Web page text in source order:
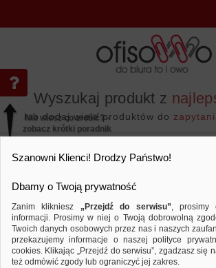
Wyszukaj produkt z
lub dodaj wiele produktów do
Prezentacja
Porównaj produkt: Folia do
Nie wiesz co zrobić? -
zobacz krótki poradnik
Szanowni Klienci! Drodzy Państwo!
Dbamy o Twoją prywatność
Zanim klikniesz „Przejdź do serwisu”, prosimy
informacji. Prosimy w niej o Twoją dobrowolną
Twoich danych osobowych przez nas i naszych
przekazujemy informacje o naszej polityce
cookies. Klikając „Przejdź do serwisu”, zgadzasz się
też odmówić zgody lub ograniczyć jej zakres.